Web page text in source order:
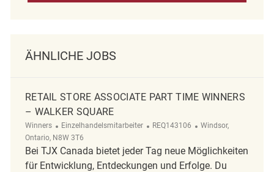
ÄHNLICHE JOBS
RETAIL STORE ASSOCIATE PART TIME WINNERS
– WALKER SQUARE
Winners Kategorie
Einzelhandelsmitarbeiter ReqId
REQ143106 Ort
Windsor,
Ontario, N8W 3T6
Bei TJX Canada bietet jeder Tag neue Möglichkeiten
für Entwicklung, Entdeckungen und Erfolge. Du